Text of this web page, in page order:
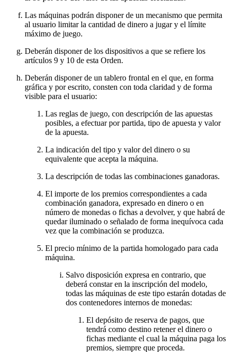
Las máquinas podrán disponer de un mecanismo que permita
al usuario limitar la cantidad de dinero a jugar y el límite
máximo de juego.
Deberán disponer de los dispositivos a que se refiere los
artículos 9 y 10 de esta Orden.
Deberán disponer de un tablero frontal en el que, en forma
gráfica y por escrito, consten con toda claridad y de forma
visible para el usuario:
Las reglas de juego, con descripción de las apuestas
posibles, a efectuar por partida, tipo de apuesta y valor
de la apuesta.
La indicación del tipo y valor del dinero o su
equivalente que acepta la máquina.
La descripción de todas las combinaciones ganadoras.
El importe de los premios correspondientes a cada
combinación ganadora, expresado en dinero o en
número de monedas o fichas a devolver, y que habrá de
quedar iluminado o señalado de forma inequívoca cada
vez que la combinación se produzca.
El precio mínimo de la partida homologado para cada
máquina.
Salvo disposición expresa en contrario, que
deberá constar en la inscripción del modelo,
todas las máquinas de este tipo estarán dotadas de
dos contenedores internos de monedas:
El depósito de reserva de pagos, que
tendrá como destino retener el dinero o
fichas mediante el cual la máquina paga los
premios, siempre que proceda.